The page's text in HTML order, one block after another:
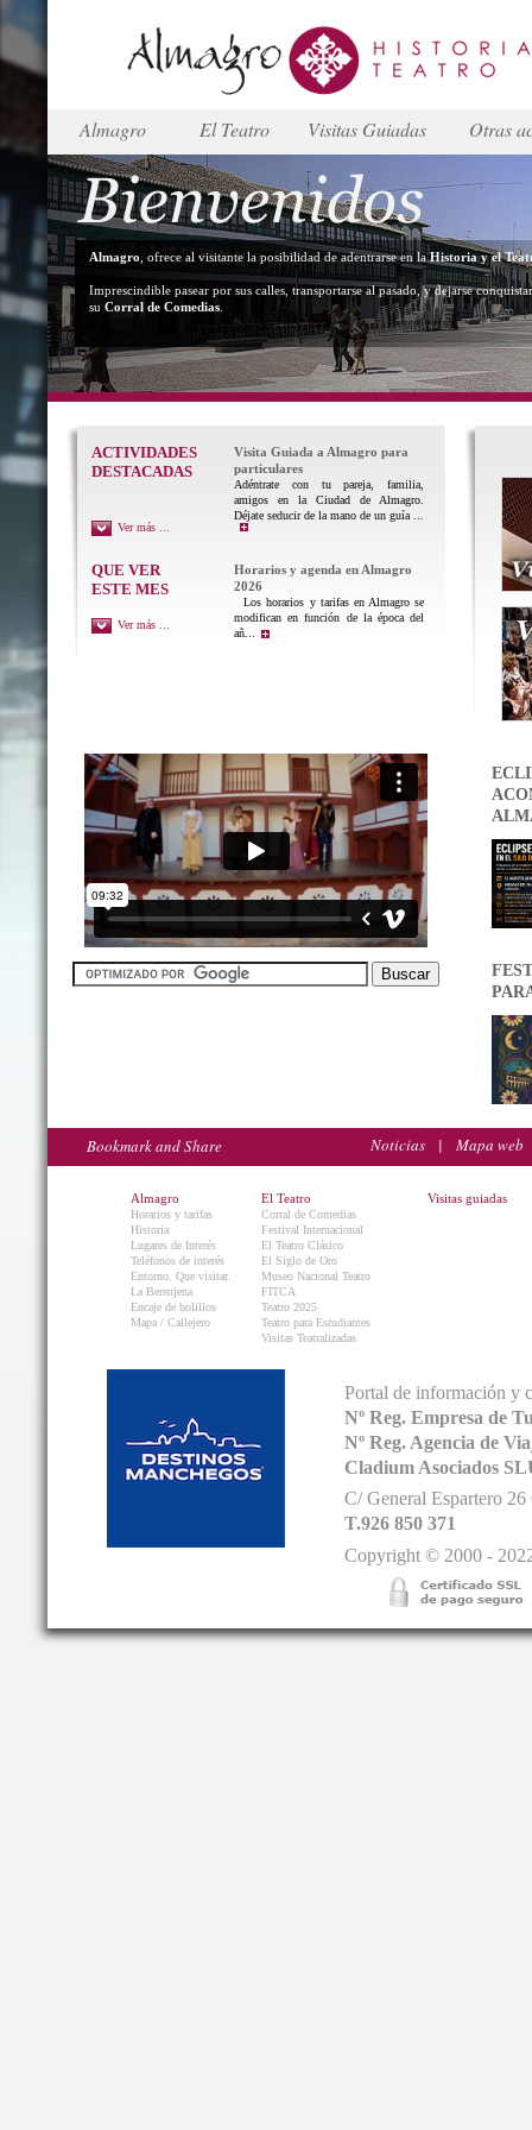
Almagro El Teatro Visitas Guiadas Otras
Almagro , ofrece al visitante la posibilidad de adentrarse en laHistoria y el
Imprescindible pasear por sus calles, transportarse al pasado, y dejarse
su Corral de Comedias
ACTIVIDADES
DESTACADAS
Visita Guiada a Almagro para
particulares
Adéntrate con tu pareja, familia,
amigos en la Ciudad de Almagro.
Déjate seducir de la mano de un guía ...
Ver más ...
QUE VER
ESTE MES
Horarios y agenda en Almagro
2026
Los horarios y tarifas en Almagro se
modifican en función de la época del
añ...
Ver más ...
Noticias | Mapa web
Almagro
Horarios y tarifas
Historia
Lugares de Interés
Teléfonos de interés
Entorno. Que visitar.
La Berenjena
Encaje de bolillos
Mapa / Callejero
El Teatro
Corral de Comedias
Festival Internacional
El Teatro Clásico
El Siglo de Oro
Museo Nacional Teatro
FITCA
Teatro 2025
Teatro para Estudiantes
Visitas Teatralizadas
Visitas guiadas
Portal de información y
Nº Reg. Empresa de
Nº Reg. Agencia de
Cladium Asociados
C/ General Espartero
T.926 850 371
Copyright © 2000 -